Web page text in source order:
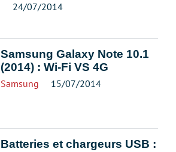
24/07/2014
Samsung Galaxy Note 10.1
(2014) : Wi-Fi VS 4G
Samsung 15/07/2014
Batteries et chargeurs USB :